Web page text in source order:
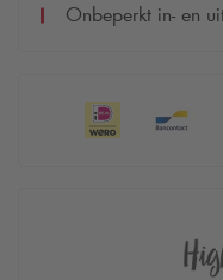
Onbeperkt in- en